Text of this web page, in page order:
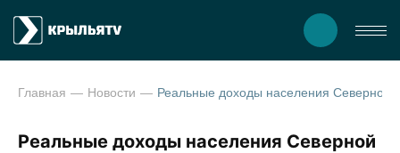
Главная Новости
Реальные доходы населения Северной